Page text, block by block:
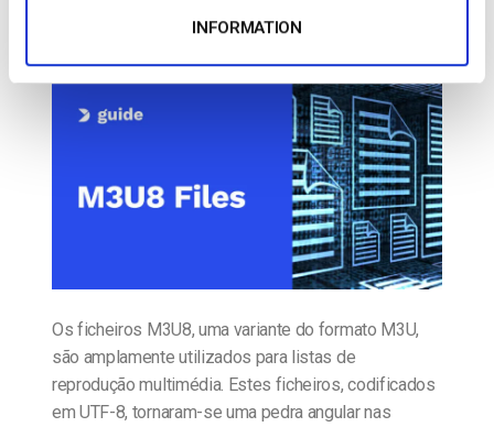
INFORMATION
MAY 11, 2026
Os ficheiros M3U8, uma variante do formato M3U,
são amplamente utilizados para listas de
reprodução multimédia. Estes ficheiros, codificados
em UTF-8, tornaram-se uma pedra angular nas